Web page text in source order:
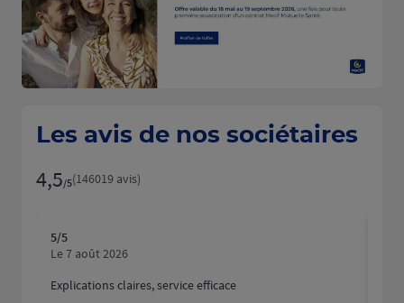
Les avis de nos sociétaires
4,5/5Note de 4.5 sur 5
(146019 avis)
5/5
Le 7 août 2026
Explications claires, service efficace